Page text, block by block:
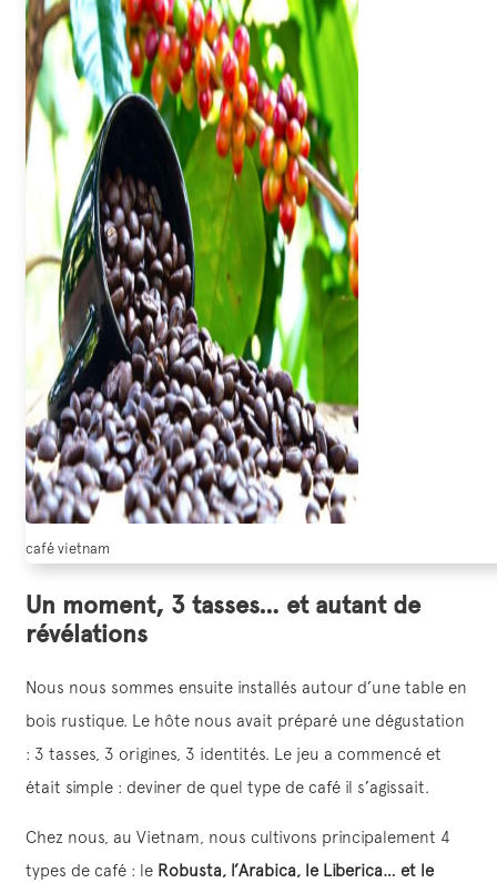
café vietnam
Un moment, 3 tasses… et autant de
révélations
Nous nous sommes ensuite installés autour d’une table en
bois rustique. Le hôte nous avait préparé une dégustation
: 3 tasses, 3 origines, 3 identités. Le jeu a commencé et
était simple : deviner de quel type de café il s’agissait.
Chez nous, au Vietnam, nous cultivons principalement 4
types de café : le Robusta, l’Arabica, le Liberica… et le